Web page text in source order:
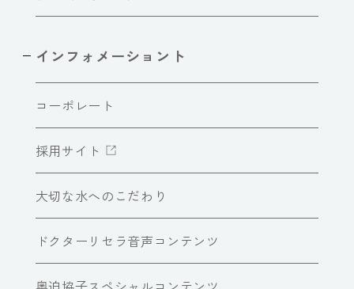
インフォメーショント
コーポレート
採用サイト
大切な水へのこだわり
ドクターリセラ音声コンテンツ